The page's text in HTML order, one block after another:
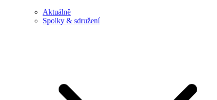
Aktuálně
Spolky & sdružení